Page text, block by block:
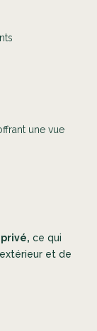
une vue
ce qui
et de